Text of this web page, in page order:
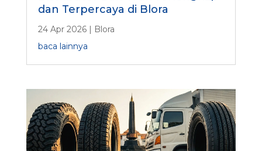
dan Terpercaya di Blora
24 Apr 2026| Blora
baca lainnya